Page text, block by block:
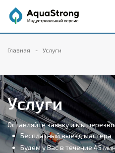
Главная Услуги
Услуги
Оставляйте заявку и мы
Бесплатный выезд мастера
Будем у Вас в течение 45